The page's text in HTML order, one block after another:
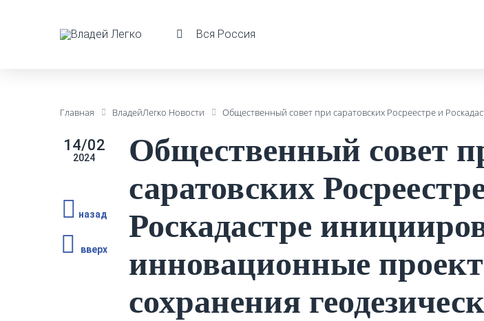
Вся Россия
Главная ВладейЛегко Новости Общественный совет при саратовских Росреестре и
14/02
2024
назад
вверх
Общественный совет
саратовских
Роскадастре
инновационные
сохранения